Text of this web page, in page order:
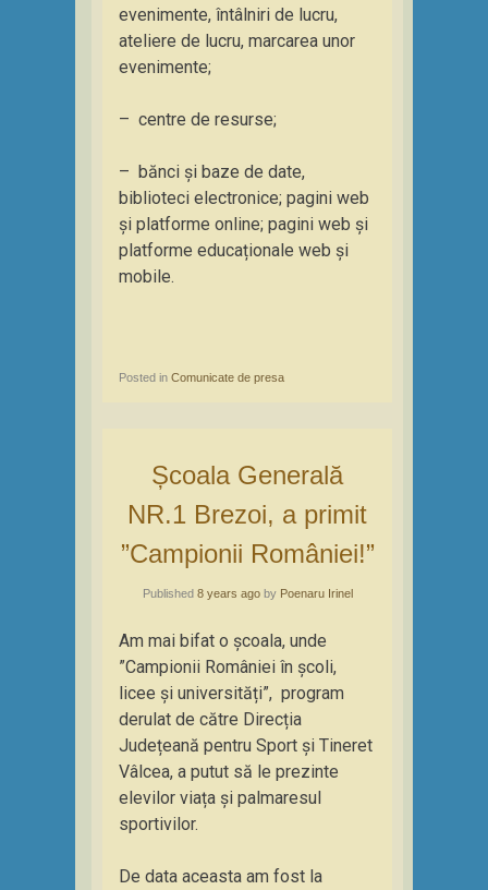
evenimente, întâlniri de lucru,
ateliere de lucru, marcarea unor
evenimente;
– centre de resurse;
– bănci și baze de date,
biblioteci electronice; pagini web
și platforme online; pagini web și
platforme educaționale web și
mobile.
Posted in Comunicate de presa
Școala Generală
NR.1 Brezoi, a primit
”Campionii României!”
Published 8 years agoby Poenaru Irinel
Am mai bifat o școala, unde
”Campionii României în școli,
licee și universități”, program
derulat de către Direcția
Județeană pentru Sport și Tineret
Vâlcea, a putut să le prezinte
elevilor viața și palmaresul
sportivilor.
De data aceasta am fost la